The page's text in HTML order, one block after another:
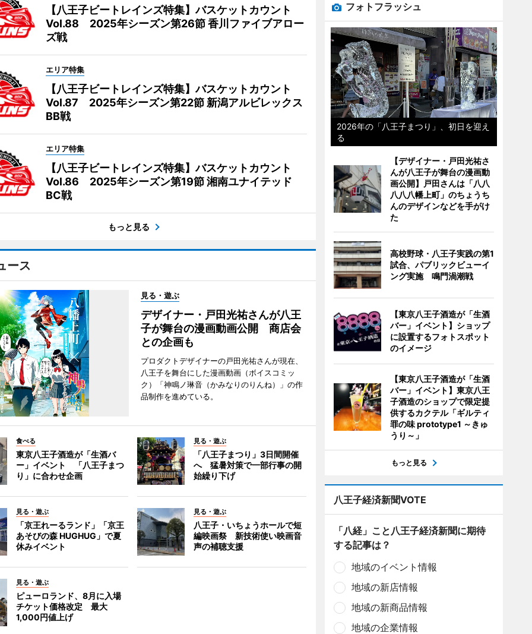
【八王子ビートレインズ特集】バスケットカウント
Vol.88 2025年シーズン第26節 香川ファイブアロー
ズ戦
エリア特集
【八王子ビートレインズ特集】バスケットカウント
Vol.87 2025年シーズン第22節 新潟アルビレックス
BB戦
エリア特集
【八王子ビートレインズ特集】バスケットカウント
Vol.86 2025年シーズン第19節 湘南ユナイテッド
BC戦
もっと見る
ース
見る・遊ぶ
デザイナー・戸田光祐さんが八王
子が舞台の漫画動画公開 商店会
との企画も
プロダクトデザイナーの戸田光祐さんが現在、
八王子を舞台にした漫画動画（ボイスコミッ
ク）「神鳴ノ琳音（かみなりのりんね）」の作
品制作を進めている。
食べる
東京八王子酒造が「生酒バ
ー」イベント 「八王子まつ
り」に合わせ企画
見る・遊ぶ
「八王子まつり」3日間開催
へ 猛暑対策で一部行事の開
始繰り下げ
見る・遊ぶ
「京王れーるランド」「京王
あそびの森 HUGHUG」で夏
休みイベント
見る・遊ぶ
八王子・いちょうホールで短
編映画祭 新技術使い映画音
声の補聴支援
見る・遊ぶ
ピューロランド、8月に入場
チケット価格改定 最大
1,000円値上げ
フォトフラッシュ
2026年の「八王子まつり」、初日を迎え
る
【デザイナー・戸田光祐さ
んが八王子が舞台の漫画動
画公開】戸田さんは「八八
八八八幡上町」のちょうち
んのデザインなどを手がけ
た
高校野球・八王子実践の第1
試合、パブリックビューイ
ング実施 鳴門渦潮戦
【東京八王子酒造が「生酒
バー」イベント】ショップ
に設置するフォトスポット
のイメージ
【東京八王子酒造が「生酒
バー」イベント】東京八王
子酒造のショップで限定提
供するカクテル「ギルティ
罪の味 prototype1 ～きゅ
うり～」
もっと見る
八王子経済新聞VOTE
「八経」こと八王子経済新聞に期待
する記事は？
地域のイベント情報
地域の新店情報
地域の新商品情報
地域の企業情報